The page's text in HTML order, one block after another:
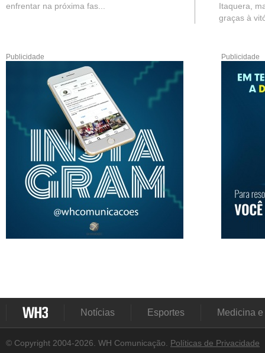
enfrentar na próxima fas...
Itaquera,
graças à
Publicidade Publicidade
Notícias Esportes Medicina
© Copyright 2004-2026. WH Comunicação. Políticas de Privacidade